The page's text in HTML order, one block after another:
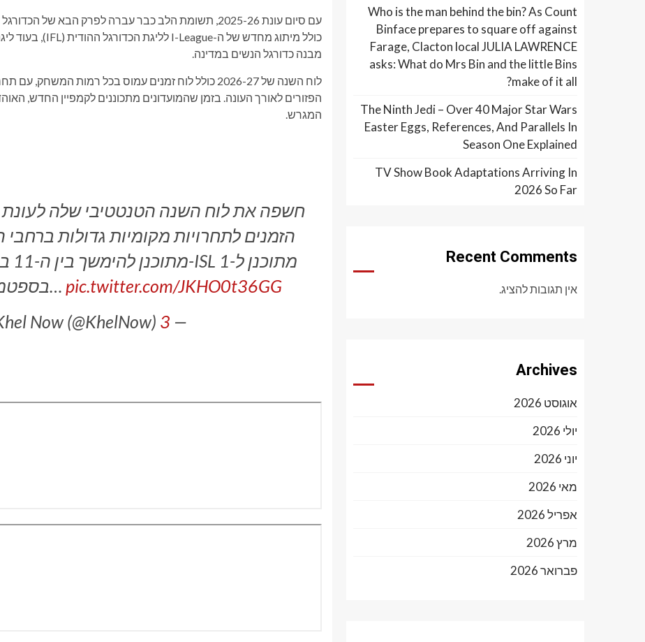
עם סיום עונת 2025-26, תשומת הלב כבר עברה לפרק הבא
מבנה כדורגל הנשים במדינה.
לוח השנה של 2026-27 כולל לוח זמנים עמוס בכל רמות
הפזורים לאורך העונה. בזמן שהמועדונים מתכוננים לקמפיין החדש,
המגרש.
הזמנים לתחרויות מקומיות גדולות ברחבי
בספטמבר 2026. הכדורגל ההודי… pic.twitter.com/JKHO0t36GG
— Khel Now (@KhelNow) 3 ביוני 2026
Who is the man behind the bin? As Count
Binface prepares to square off against
Farage, Clacton local JULIA LAWRENCE
asks: What do Mrs Bin and the little Bins
make of it all?
The Ninth Jedi – Over 40 Major Star Wars
Easter Eggs, References, And Parallels In
Season One Explained
TV Show Book Adaptations Arriving In
2026 So Far
Recent Comments
אין תגובות להציג.
Archives
אוגוסט 2026
יולי 2026
יוני 2026
מאי 2026
אפריל 2026
מרץ 2026
פברואר 2026